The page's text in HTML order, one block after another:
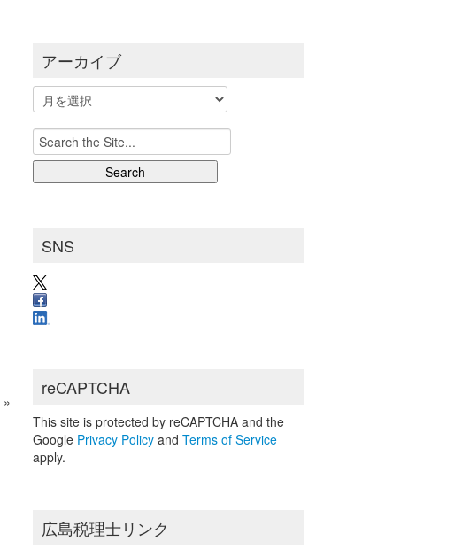
»
アーカイブ
ー
カ
イ
ブ
Search
for:
SNS
reCAPTCHA
This site is protected by reCAPTCHA and the
Google Privacy Policy andTerms of Service
apply.
広島税理士リンク